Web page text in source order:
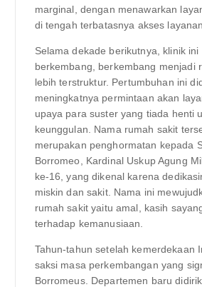
marginal, dengan menawarkan
di tengah terbatasnya akses
Selama dekade berikutnya, klinik ini
berkembang, berkembang menjadi
lebih terstruktur. Pertumbuhan ini
meningkatnya permintaan akan
upaya para suster yang tiada henti
keunggulan. Nama rumah sakit
merupakan penghormatan kepada
Borromeo, Kardinal Uskup Agung
ke-16, yang dikenal karena
miskin dan sakit. Nama ini
rumah sakit yaitu amal, kasih
terhadap kemanusiaan.
Tahun-tahun setelah kemerdekaan
saksi masa perkembangan yang
Borromeus. Departemen baru